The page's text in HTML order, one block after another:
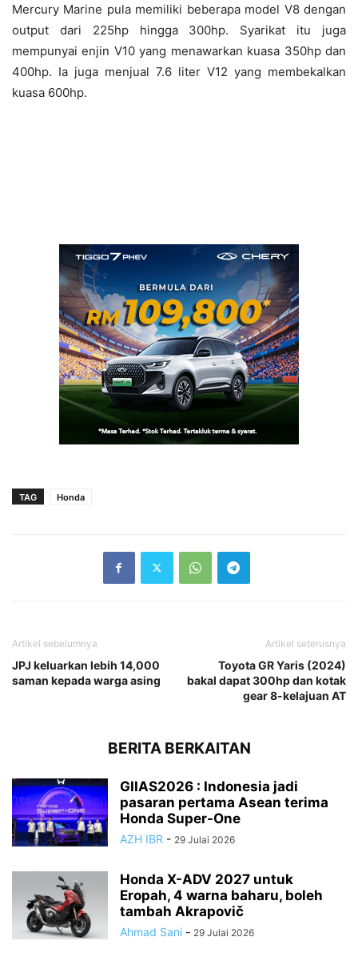
Mercury Marine pula memiliki beberapa model V8 dengan
output dari 225hp hingga 300hp. Syarikat itu juga
mempunyai enjin V10 yang menawarkan kuasa 350hp dan
400hp. Ia juga menjual 7.6 liter V12 yang membekalkan
kuasa 600hp.
TAG Honda
Artikel sebelumnya
JPJ keluarkan lebih 14,000
saman kepada warga asing
Artikel seterusnya
Toyota GR Yaris (2024)
bakal dapat 300hp dan kotak
gear 8-kelajuan AT
BERITA BERKAITAN
GIIAS2026 : Indonesia jadi
pasaran pertama Asean terima
Honda Super-One
AZH IBR - 29 Julai 2026
Honda X-ADV 2027 untuk
Eropah, 4 warna baharu, boleh
tambah Akrapovič
Ahmad Sani - 29 Julai 2026